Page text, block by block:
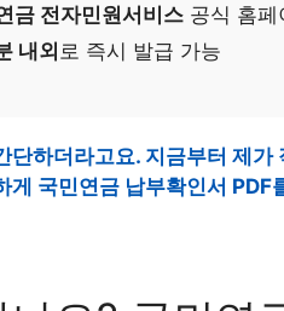
금 전자민원서비스 공식 홈페
내외 로 즉시 발급 가능
단하더라고요. 지금부터 제
게 국민연금 납부확인서 PDF